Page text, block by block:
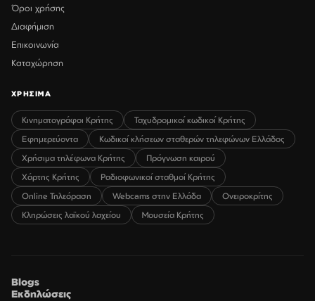
Όροι χρήσης
Διαφήμιση
Επικοινωνία
Καταχώρηση
ΧΡΗΣΙΜΑ
Κινηματογράφοι Κρήτης
Ταχυδρομικοί κωδικοί Κρήτης
Εφημερεύοντα
Κωδικοί κλήσεων σταθερών τηλεφώνων Ελλάδος
Χρήσιμα τηλέφωνα Κρήτης
Πρόγνωση καιρού
Χάρτης Κρήτης
Ραδιοφωνικοί σταθμοί Κρήτης
Online Τηλεόραση
Webcams στην Ελλάδα
Ονειροκρίτης
Κληρώσεις λαϊκού λαχείου
Μουσεία Κρήτης
Blogs
Εκδηλώσεις